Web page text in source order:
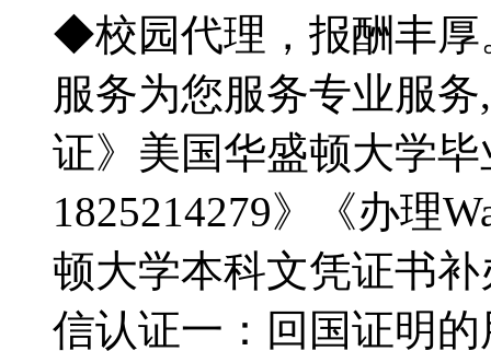
◆校园代理，报酬丰厚
服务为您服务专业服
证》美国华盛顿大学
1825214279》《办理
顿大学本科文凭证书
信认证一：回国证明